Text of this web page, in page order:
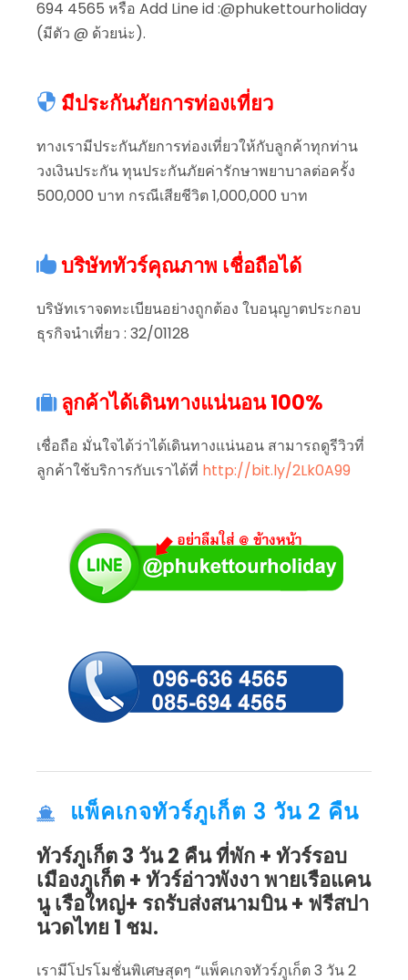
694 4565 หรือ Add Line id :@phukettourholiday
(มีตัว @ ด้วยน่ะ).
มีประกันภัยการท่องเที่ยว
ทางเรามีประกันภัยการท่องเที่ยวให้กับลูกค้าทุกท่าน
วงเงินประกัน ทุนประกันภัยค่ารักษาพยาบาลต่อครั้ง
500,000 บาท กรณีเสียชีวิต 1,000,000 บาท
บริษัททัวร์คุณภาพ เชื่อถือได้
บริษัทเราจดทะเบียนอย่างถูกต้อง ใบอนุญาตประกอบ
ธุรกิจนำเที่ยว : 32/01128
ลูกค้าได้เดินทางแน่นอน 100%
เชื่อถือ มั่นใจได้ว่าได้เดินทางแน่นอน สามารถดูรีวิวที่
ลูกค้าใช้บริการกับเราได้ที่ http://bit.ly/2Lk0A99
แพ็คเกจทัวร์ภูเก็ต 3 วัน 2 คืน
ทัวร์ภูเก็ต 3 วัน 2 คืน ที่พัก + ทัวร์รอบ
เมืองภูเก็ต + ทัวร์อ่าวพังงา พายเรือแคน
นู เรือใหญ่+ รถรับส่งสนามบิน + ฟรีสปา
นวดไทย 1 ชม.
เรามีโปรโมชั่นพิเศษสุดๆ “แพ็คเกจทัวร์ภูเก็ต 3 วัน 2